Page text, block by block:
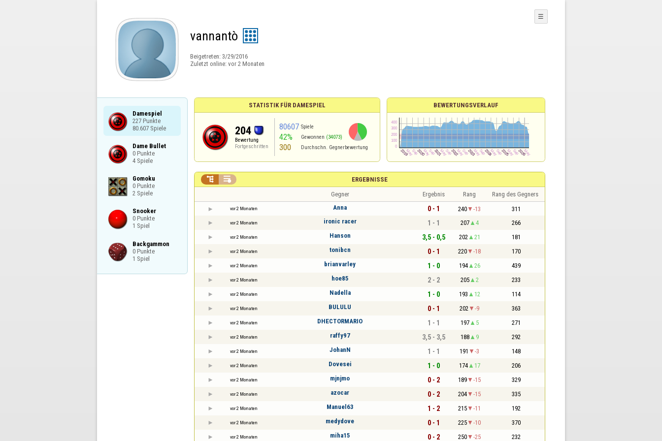
vannantò
Beigetreten: 3/29/2016
Zuletzt online: vor 2 Monaten
☰
Damespiel
227 Punkte
80.607 Spiele
Dame Bullet
0 Punkte
4 Spiele
Gomoku
0 Punkte
2 Spiele
Snooker
0 Punkte
1 Spiel
Backgammon
0 Punkte
1 Spiel
STATISTIK FÜR DAMESPIEL
204
Bewertung
Fortgeschritten
80607 Spiele
42% Gewonnen (34073)
300 Durchschn. Gegnerbewertung
BEWERTUNGSVERLAUF
ERGEBNISSE
 
Gegner Ergebnis Rang Rang des Gegners
vor 2 Monaten Anna 0 - 1 240 -13 311
vor 2 Monaten ironic racer 1 - 1 207 4 266
vor 2 Monaten Hanson 3,5 - 0,5 202 21 181
vor 2 Monaten tonibcn 0 - 1 220 -18 170
vor 2 Monaten brianvarley 1 - 0 194 26 439
vor 2 Monaten hoe85 2 - 2 205 2 233
vor 2 Monaten Nadella 1 - 0 193 12 114
vor 2 Monaten BULULU 0 - 1 202 -9 363
vor 2 Monaten DHECTORMARIO 1 - 1 197 5 271
vor 2 Monaten raffy97 3,5 - 3,5 188 9 292
vor 2 Monaten JohanN 1 - 1 191 -3 148
vor 2 Monaten Dovesei 1 - 0 174 17 206
vor 2 Monaten mjnjmo 0 - 2 189 -15 329
vor 2 Monaten azocar 0 - 2 204 -15 335
vor 2 Monaten Manuel63 1 - 2 215 -11 192
vor 2 Monaten medydove 0 - 1 225 -10 370
vor 2 Monaten miha15 0 - 2 250 -25 232